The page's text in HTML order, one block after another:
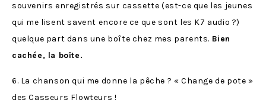
souvenirs enregistrés sur cassette (est-ce que les jeunes
qui me lisent savent encore ce que sont les K7 audio ?)
quelque part dans une boîte chez mes parents. Bien
cachée, la boîte.
6. La chanson qui me donne la pêche ? « Change de pote »
des Casseurs Flowteurs !